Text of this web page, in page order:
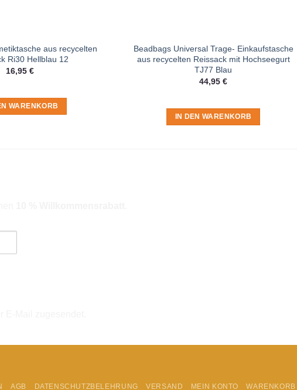
aus recycelten
Ri30 Hellblau 12
16,95 €
WARENKORB
Beadbags Universal Trage- Einkaufstasche
aus recycelten Reissack mit Hochseegurt
TJ77 Blau
44,95 €
IN DEN WARENKORB
AGB DATENSCHUTZBELEHRUNG VERSAND MEIN KONTO WARENKORB